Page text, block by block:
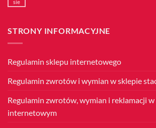
sie
Rocznica
STRONY INFORMACYJNE
Regulamin sklepu internetowego
Regulamin zwrotów i wymian w sklepie
Regulamin zwrotów, wymian i reklamacji
internetowym